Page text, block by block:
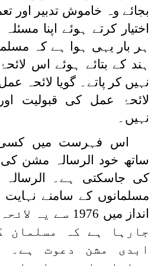
بجائے وہ خاموش تدبیر اور
اختیار کرتے ہوئے اپنا
ہر بار یہی ہوا ہے کہ
ہند کے بتائے ہوئے اس
نہیں کر پاتے۔ گویا لائحہ
لائحۂ عمل کی قبولیت
نہیں۔
اس فہرست میں
ساتھ خود الرسالہ مشن
کی جاسکتی ہے۔
مسلمانوں کے سامنے
انداز میں 1976
جارہا ہے کہ مسلمان
ابدی مشن دعوت ہے۔